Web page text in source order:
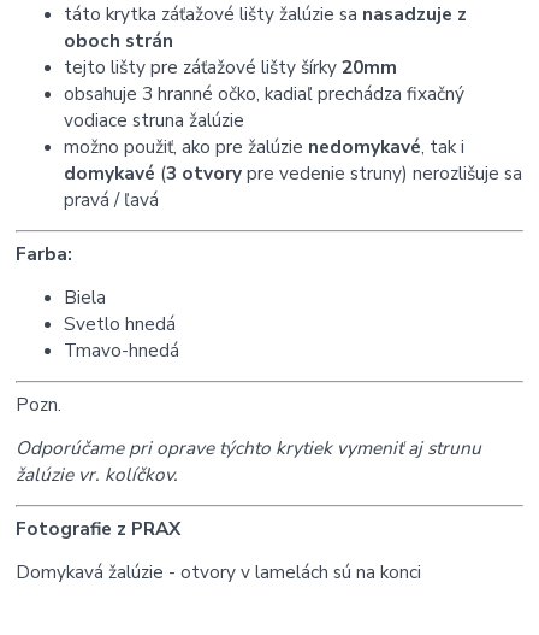
táto krytka záťažové lišty žalúzie sa nasadzuje z
oboch strán
tejto lišty pre záťažové lišty šírky20mm
obsahuje 3 hranné očko, kadiaľ prechádza fixačný
vodiace struna žalúzie
možno použiť, ako pre žalúzie nedomykavé, tak i
domykavé (3 otvorypre vedenie struny) nerozlišuje sa
pravá / ľavá
Farba:
Biela
Svetlo hnedá
Tmavo-hnedá
Pozn.
Odporúčame pri oprave týchto krytiek vymeniť aj strunu
žalúzie vr. kolíčkov.
Fotografie z PRAX
Domykavá žalúzie - otvory v lamelách sú na konci